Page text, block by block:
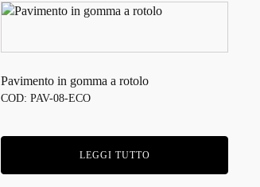
Pavimento in gomma a rotolo
COD: PAV-08-ECO
LEGGI TUTTO